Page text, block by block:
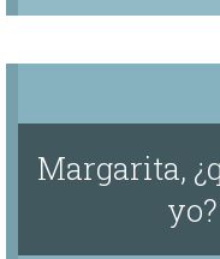
Margarita,
yo?